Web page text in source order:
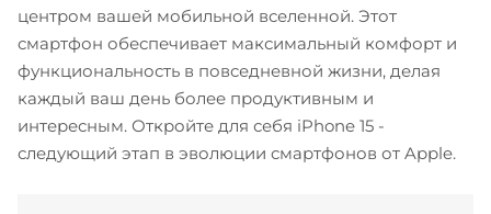
центром вашей мобильной вселенной. Этот
смартфон обеспечивает максимальный комфорт и
функциональность в повседневной жизни, делая
каждый ваш день более продуктивным и
интересным. Откройте для себя iPhone 15 -
следующий этап в эволюции смартфонов от Apple.